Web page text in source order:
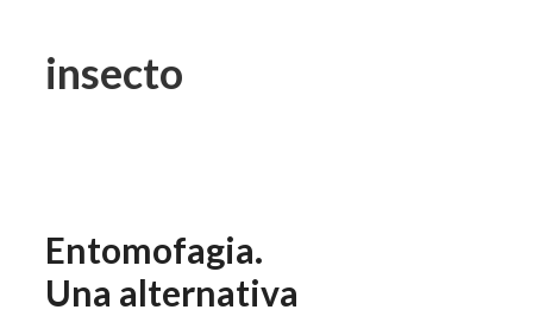
insecto
Entomofagia.
Una alternativa